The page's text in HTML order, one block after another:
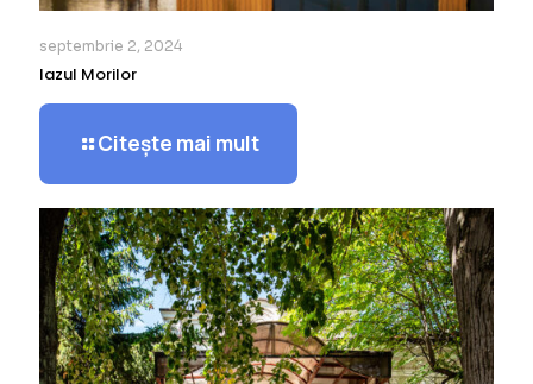
septembrie 2, 2024
Iazul Morilor
Citește mai mult